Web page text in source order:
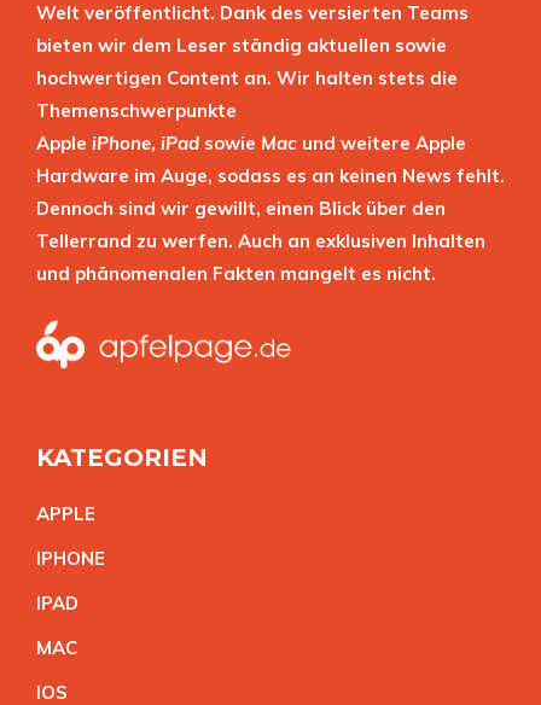
Welt veröffentlicht. Dank des versierten Teams
bieten wir dem Leser ständig aktuellen sowie
hochwertigen Content an. Wir halten stets die
Themenschwerpunkte
Apple iPhone, iPad sowie Mac und weitere Apple
Hardware im Auge, sodass es an keinen News fehlt.
Dennoch sind wir gewillt, einen Blick über den
Tellerrand zu werfen. Auch an exklusiven Inhalten
und phänomenalen Fakten mangelt es nicht.
KATEGORIEN
APPLE
IPHONE
IPAD
MAC
IOS